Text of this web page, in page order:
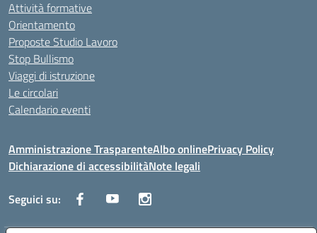
Attività formative
Orientamento
Proposte Studio Lavoro
Stop Bullismo
Viaggi di istruzione
Le circolari
Calendario eventi
Amministrazione TrasparenteAlbo onlinePrivacy Policy
Dichiarazione di accessibilitàNote legali
Seguici su: